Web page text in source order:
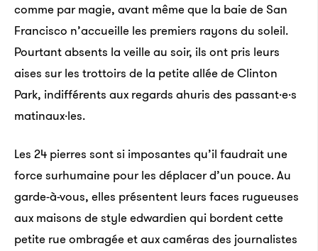
comme par magie, avant même que la baie de San
Francisco n’accueille les premiers rayons du soleil.
Pourtant absents la veille au soir, ils ont pris leurs
aises sur les trottoirs de la petite allée de Clinton
Park, indifférents aux regards ahuris des passant·e·s
matinaux·les.
Les 24 pierres sont si imposantes qu’il faudrait une
force surhumaine pour les déplacer d’un pouce. Au
garde-à-vous, elles présentent leurs faces rugueuses
aux maisons de style edwardien qui bordent cette
petite rue ombragée et aux caméras des journalistes